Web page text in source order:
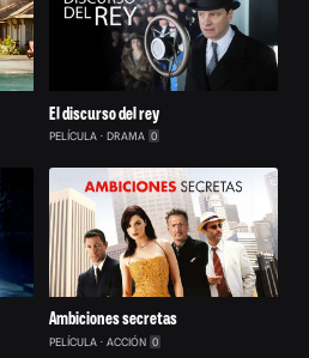
El discurso del rey
PELÍCULA DRAMA 0
Ambiciones secretas
PELÍCULA ACCIÓN 0